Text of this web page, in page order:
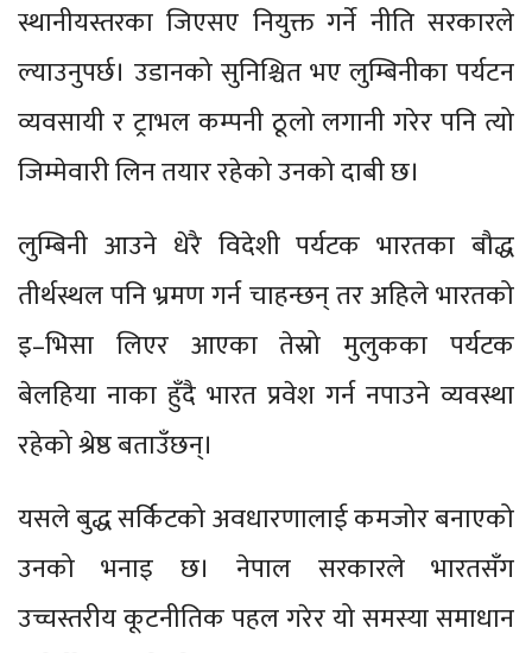
स्थानीयस्तरका जिएसए नियुक्त गर्ने नीति सरकारले
ल्याउनुपर्छ। उडानको सुनिश्चित भए लुम्बिनीका पर्यटन
व्यवसायी र ट्राभल कम्पनी ठूलो लगानी गरेर पनि त्यो
जिम्मेवारी लिन तयार रहेको उनको दाबी छ।
लुम्बिनी आउने धेरै विदेशी पर्यटक भारतका बौद्ध
तीर्थस्थल पनि भ्रमण गर्न चाहन्छन् तर अहिले भारतको
इ–भिसा लिएर आएका तेस्रो मुलुकका पर्यटक
बेलहिया नाका हुँदै भारत प्रवेश गर्न नपाउने व्यवस्था
रहेको श्रेष्ठ बताउँछन्।
यसले बुद्ध सर्किटको अवधारणालाई कमजोर बनाएको
उनको भनाइ छ। नेपाल सरकारले भारतसँग
उच्चस्तरीय कूटनीतिक पहल गरेर यो समस्या समाधान